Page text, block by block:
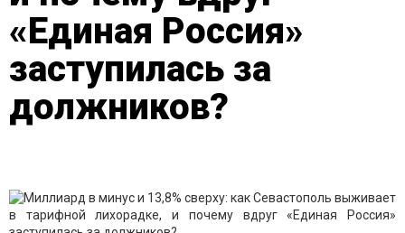
«Единая Россия»
заступилась за
должников?